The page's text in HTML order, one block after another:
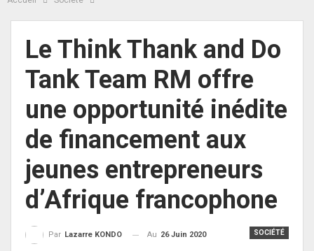
Le Think Thank and Do
Tank Team RM offre
une opportunité inédite
de financement aux
jeunes entrepreneurs
d’Afrique francophone
SOCIÉTÉ
Par Lazarre KONDO Au 26 Juin 2020